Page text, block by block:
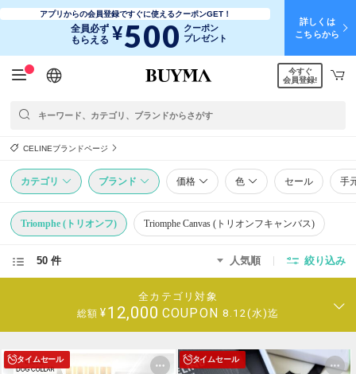
アプリからの会員登録ですぐに使えるクーポンGET！
全員必ず
もらえる ¥500 クーポン
プレゼント
詳しくは
こちらから
日本語
English
简体中文
繁體中文
今すぐ
会員登録!
CELINEブランドページ
カテゴリ ブランド 価格 色 セール 手
Triomphe (トリオンフ) Triomphe Canvas (トリオンフキャンバス)
50 件 人気順 絞り込み
全カテゴリ対象
総額 ¥12,000 COUPON 8.12(水)迄
タイムセール タイムセール